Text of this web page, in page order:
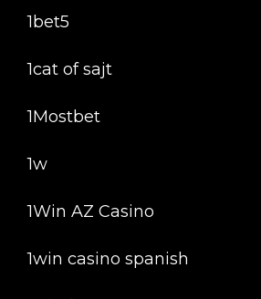
1bet5
1cat of sajt
1Mostbet
1w
1Win AZ Casino
1win casino spanish